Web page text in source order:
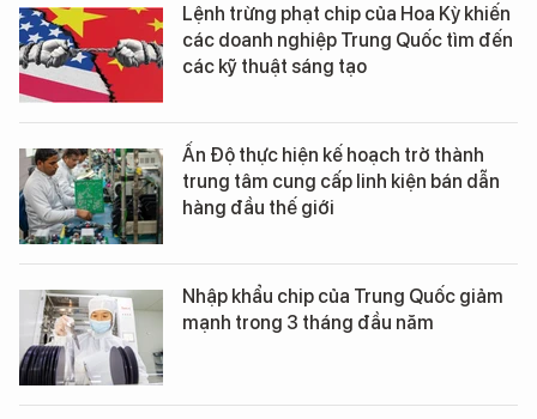
Lệnh trừng phạt chip của Hoa Kỳ khiến
các doanh nghiệp Trung Quốc tìm đến
các kỹ thuật sáng tạo
Ấn Độ thực hiện kế hoạch trở thành
trung tâm cung cấp linh kiện bán dẫn
hàng đầu thế giới
Nhập khẩu chip của Trung Quốc giảm
mạnh trong 3 tháng đầu năm